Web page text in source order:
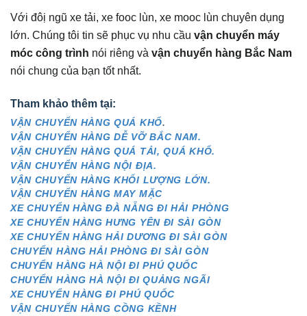
Với đôị ngũ xe tải, xe fooc lùn, xe mooc lùn chuyên dụng
lớn. Chúng tôi tin sẽ phục vụ nhu cầu vận chuyển máy
móc công trình nói riêng và vận chuyển hàng Bắc Nam
nói chung của bạn tốt nhất.
Tham khảo thêm tại:
VẬN CHUYỂN HÀNG QUÁ KHỔ.
VẬN CHUYỂN HÀNG DỄ VỠ BẮC NAM.
VẬN CHUYỂN HÀNG QUÁ TẢI, QUÁ KHỔ.
VẬN CHUYỂN HÀNG NỘI ĐỊA.
VẬN CHUYỂN HÀNG KHỐI LƯỢNG LỚN.
VẬN CHUYỂN HÀNG MAY MẶC
XE CHUYỂN HÀNG ĐÀ NẴNG ĐI HẢI PHÒNG
XE CHUYỂN HÀNG HƯNG YÊN ĐI SÀI GÒN
XE CHUYỂN HÀNG HẢI DƯƠNG ĐI SÀI GÒN
CHUYỂN HÀNG HẢI PHÒNG ĐI SÀI GÒN
CHUYỂN HÀNG HÀ NỘI ĐI PHÚ QUỐC
CHUYỂN HÀNG HÀ NỘI ĐI QUẢNG NGÃI
XE CHUYỂN HÀNG ĐI PHÚ QUỐC
VẬN CHUYỂN HÀNG CỒNG KỀNH